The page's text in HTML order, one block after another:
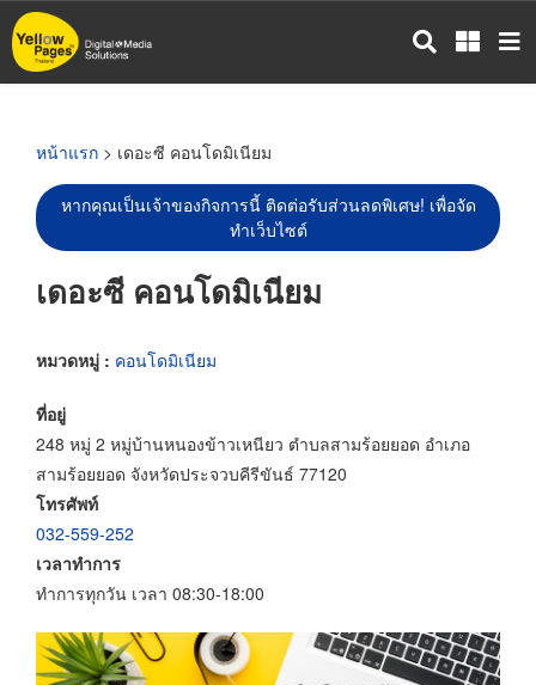
ข้าม
ไป
หน้าแรก > เดอะซี คอนโดมิเนียม
หากคุณเป็นเจ้าของกิจการนี้ ติดต่อรับส่วนลดพิเศษ! เพื่อจัด
ทำเว็บไซต์
เดอะซี คอนโดมิเนียม
หมวดหมู่ : คอนโดมิเนียม
ที่อยู่
248 หมู่ 2 หมู่บ้านหนองข้าวเหนียว ตำบลสามร้อยยอด อำเภอ
สามร้อยยอด จังหวัดประจวบคีรีขันธ์ 77120
โทรศัพท์
032-559-252
เวลาทำการ
ทำการทุกวัน เวลา 08:30-18:00